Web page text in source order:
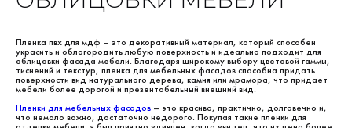
Пленка пвх для мдф – это декоративный материал, который способен
украсить и облагородить любую поверхность и идеально подходит для
облицовки фасада мебели. Благодаря широкому выбору цветовой гаммы,
тиснений и текстур, пленка для мебельных фасадов способна придать
поверхности вид натурального дерева, камня или мрамора, что придает
мебели более дорогой и презентабельный внешний вид.
Пленки для мебельных фасадов – это красиво, практично, долговечно и,
что немало важно, достаточно недорого. Покупая такие пленки для